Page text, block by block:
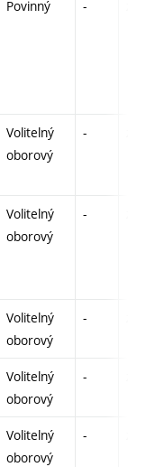
Povinný -
Volitelný
oborový
-
Volitelný
oborový
-
Volitelný
oborový
-
Volitelný
oborový
-
Volitelný
oborový
-